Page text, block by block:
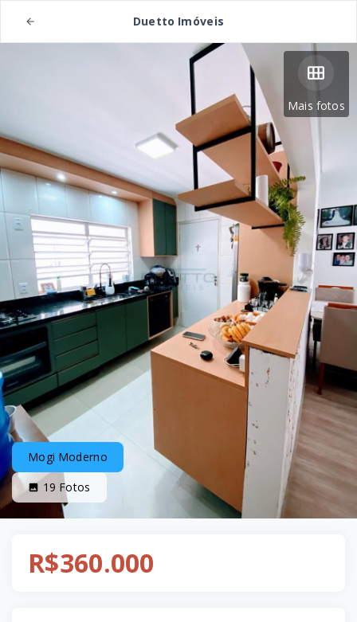
Duetto Imóveis
Mais fotos
Mogi Moderno
19 Fotos
R$360.000